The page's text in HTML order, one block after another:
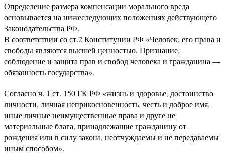
Определение размера компенсации морального вреда
основывается на нижеследующих положениях действующего
Законодательства РФ.
В соответствии со ст.2 Конституции РФ «Человек, его права и
свободы являются высшей ценностью. Признание,
соблюдение и защита прав и свобод человека и гражданина —
обязанность государства».
Согласно ч. 1 ст. 150 ГК РФ «жизнь и здоровье, достоинство
личности, личная неприкосновенность, честь и доброе имя,
иные личные неимущественные права и друге не
материальные блага, принадлежащие гражданину от
рождения или в силу закона, неотчуждаемы и не передаваемы
иным способом».